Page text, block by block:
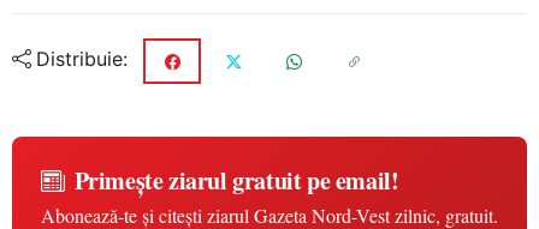
Distribuie:
Primește ziarul gratuit pe email!
Abonează-te și citești ziarul Gazeta Nord-Vest zilnic, gratuit.